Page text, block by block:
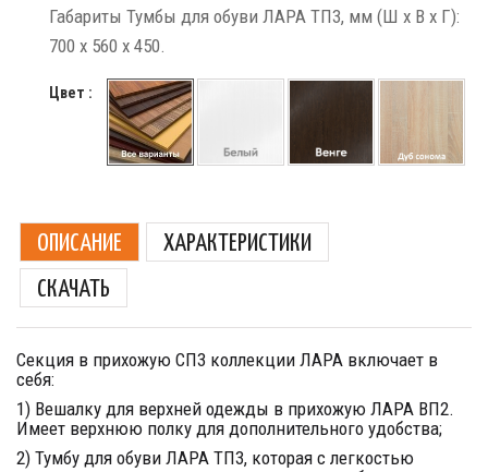
Габариты Тумбы для обуви ЛАРА ТП3, мм (Ш х В х Г):
700 х 560 х 450.
Цвет :
ОПИСАНИЕ
ХАРАКТЕРИСТИКИ
СКАЧАТЬ
Секция в прихожую СП3 коллекции ЛАРА включает в
себя:
1) Вешалку для верхней одежды в прихожую ЛАРА ВП2.
Имеет верхнюю полку для дополнительного удобства;
2) Тумбу для обуви ЛАРА ТП3, которая с легкостью